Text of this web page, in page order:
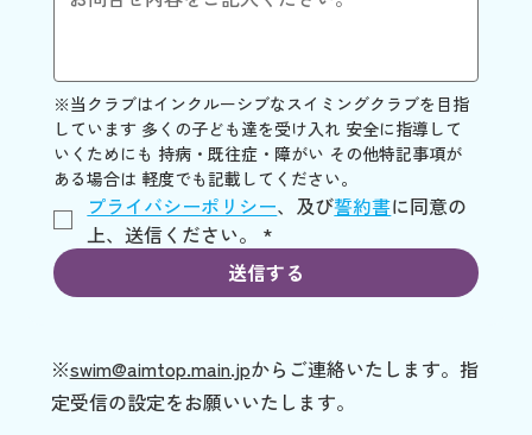
※当クラブはインクルーシブなスイミングクラブを目指
しています 多くの子ども達を受け入れ 安全に指導して
いくためにも 持病・既往症・障がい その他特記事項が
ある場合は 軽度でも記載してください。
プライバシーポリシー、及び誓約書に同意の
上、送信ください。
*
送信する
※swim@aimtop.main.jpからご連絡いたします。指
定受信の設定をお願いいたします。